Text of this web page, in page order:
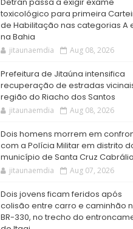
toxicológico para primeira
de Habilitação nas categorias A
na Bahia
jitaunaemdia Aug 08, 2026
Prefeitura de Jitaúna intensifica
recuperação de estradas
região do Riacho dos Santos
jitaunaemdia Aug 08, 2026
Dois homens morrem em
com a Polícia Militar em distrito
município de Santa Cruz Cabrália
jitaunaemdia Aug 07, 2026
Dois jovens ficam feridos após
colisão entre carro e caminhão
BR-330, no trecho do